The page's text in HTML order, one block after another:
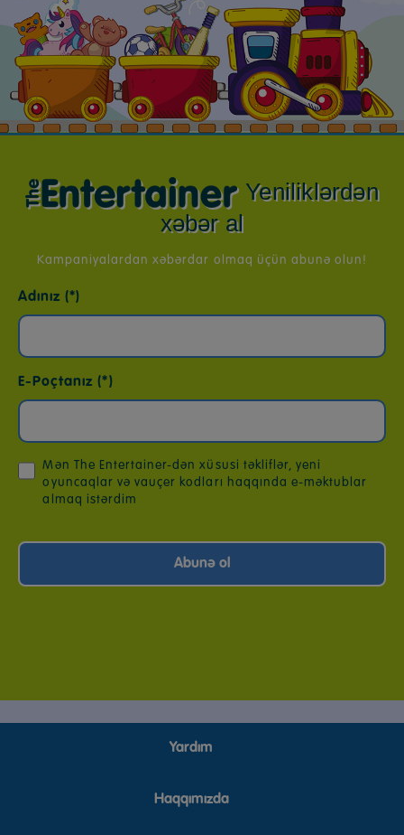
Yeniliklərdən
xəbər al
Kampaniyalardan xəbərdar olmaq üçün abunə olun!
Adınız (*)
E-Poçtanız (*)
Mən The Entertainer-dən xüsusi təkliflər, yeni
oyuncaqlar və vauçer kodları haqqında e-məktublar
almaq istərdim
Yardım
Haqqımızda